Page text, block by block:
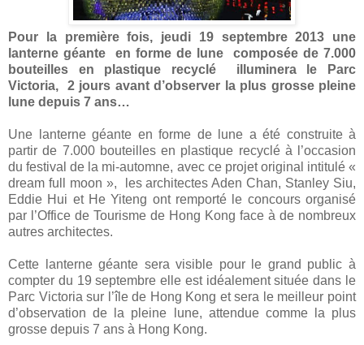
Pour la première fois, jeudi 19 septembre 2013 une
lanterne géante en forme de lune composée de 7.000
bouteilles en plastique recyclé illuminera le Parc
Victoria, 2 jours avant d’observer la plus grosse pleine
lune depuis 7 ans…
Une lanterne géante en forme de lune a été construite à
partir de 7.000 bouteilles en plastique recyclé à l’occasion
du festival de la mi-automne, avec ce projet original intitulé «
dream full moon », les architectes Aden Chan, Stanley Siu,
Eddie Hui et He Yiteng ont remporté le concours organisé
par l’Office de Tourisme de Hong Kong face à de nombreux
autres architectes.
Cette lanterne géante sera visible pour le grand public à
compter du 19 septembre elle est idéalement située dans le
Parc Victoria sur l’île de Hong Kong et sera le meilleur point
d’observation de la pleine lune, attendue comme la plus
grosse depuis 7 ans à Hong Kong.